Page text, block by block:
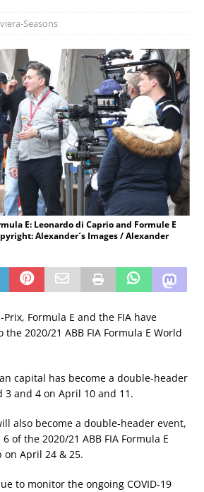
Seasons
E: Leonardo di Caprio and Formule E
Alexander´s Images / Alexander
Formula E and the FIA have
2020/21 ABB FIA Formula E World
capital has become a double-header
3 and 4 on April 10 and 11.
also become a double-header event,
of the 2020/21 ABB FIA Formula E
April 24 & 25.
to monitor the ongoing COVID-19